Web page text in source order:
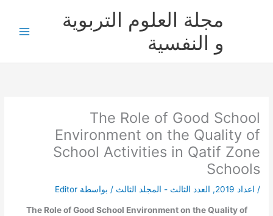
مجلة العلوم التربوية
و النفسية
The Role of Good School
Environment on the Quality of
School Activities in Qatif Zone
Schools
/ اعداد 2019 , العدد الثالث - المجلد الثالث / بواسطة Editor
The Role of Good School Environment on the Quality of